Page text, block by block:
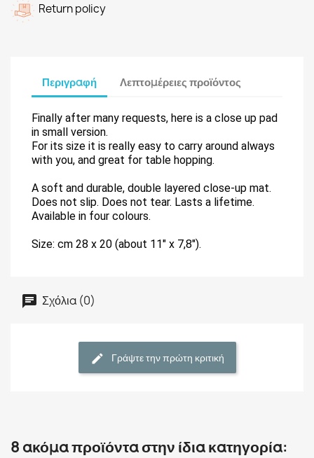
Return policy
Περιγραφή Λεπτομέρειες προϊόντος
Finally after many requests, here is a close up pad
in small version.
For its size it is really easy to carry around always
with you, and great for table hopping.
A soft and durable, double layered close-up mat.
Does not slip. Does not tear. Lasts a lifetime.
Available in four colours.
Size: cm 28 x 20 (about 11" x 7,8").
Σχόλια (0)
Γράψτε την πρώτη κριτική
8 ακόμα προϊόντα στην ίδια κατηγορία: